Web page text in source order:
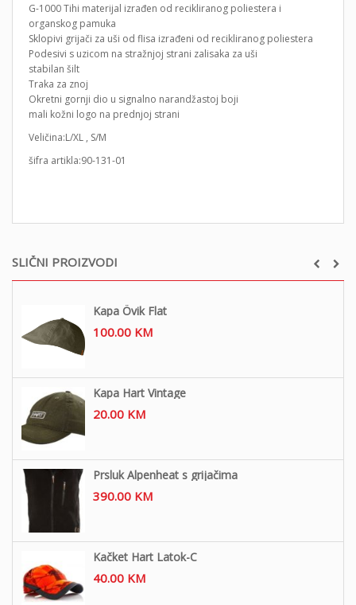
SLIČNI PROIZVODI
Kapa Övik Flat
100.00 KM
Kapa Hart Vintage
20.00 KM
Prsluk Alpenheat s grijačima
390.00 KM
Kačket Hart Latok-C
40.00 KM
G-1000 Tihi materijal izrađen od recikliranog poliestera i
organskog pamuka
Sklopivi grijači za uši od flisa izrađeni od recikliranog poliestera
Podesivi s uzicom na stražnjoj strani zalisaka za uši
stabilan šilt
Traka za znoj
Okretni gornji dio u signalno narandžastoj boji
mali kožni logo na prednjoj strani
Veličina:L/XL , S/M
šifra artikla:90-131-01